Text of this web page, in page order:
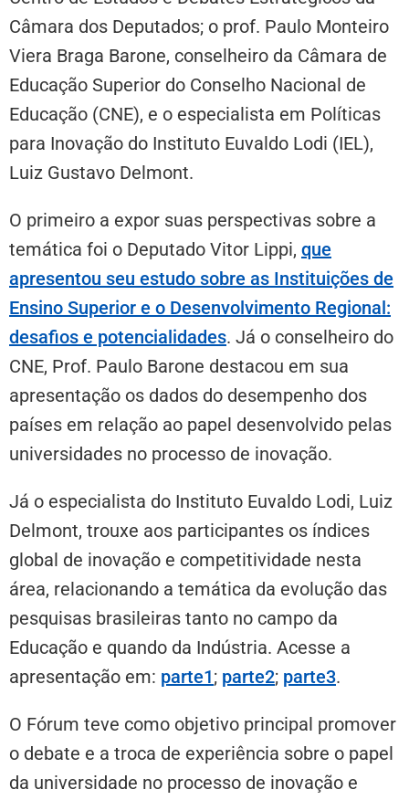
Câmara dos Deputados; o prof. Paulo Monteiro
Viera Braga Barone, conselheiro da Câmara de
Educação Superior do Conselho Nacional de
Educação (CNE), e o especialista em Políticas
para Inovação do Instituto Euvaldo Lodi (IEL),
Luiz Gustavo Delmont.
O primeiro a expor suas perspectivas sobre a
temática foi o Deputado Vitor Lippi, que
apresentou seu estudo sobre as Instituições de
Ensino Superior e o Desenvolvimento Regional:
desafios e potencialidades. Já o conselheiro do
CNE, Prof. Paulo Barone destacou em sua
apresentação os dados do desempenho dos
países em relação ao papel desenvolvido pelas
universidades no processo de inovação.
Já o especialista do Instituto Euvaldo Lodi, Luiz
Delmont, trouxe aos participantes os índices
global de inovação e competitividade nesta
área, relacionando a temática da evolução das
pesquisas brasileiras tanto no campo da
Educação e quando da Indústria. Acesse a
apresentação em: parte1; parte2; parte3.
O Fórum teve como objetivo principal promover
o debate e a troca de experiência sobre o papel
da universidade no processo de inovação e